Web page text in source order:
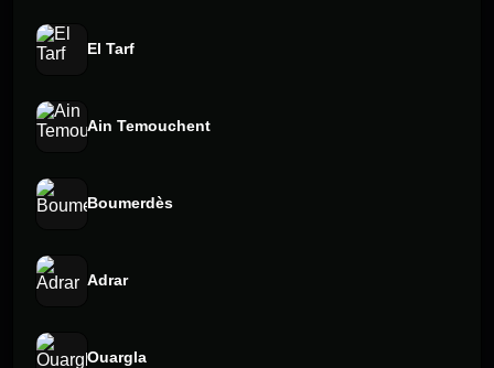
El Tarf
Ain Temouchent
Boumerdès
Adrar
Ouargla